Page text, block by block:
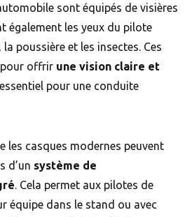
sont équipés de visières
également les yeux du pilote
poussière et les insectes. Ces
pour offrir une vision claire et
pour une conduite
les casques modernes peuvent
d’un système de
. Cela permet aux pilotes de
équipe dans le stand ou avec